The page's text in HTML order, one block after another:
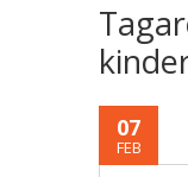
07
FEB